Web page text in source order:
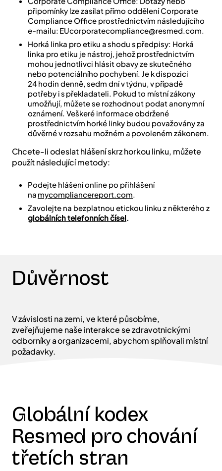
připomínky lze zasílat přímo oddělení Corporate
Compliance Office prostřednictvím následujícího
e-mailu: EUcorporatecompliance@resmed.com.
Horká linka pro etiku a shodu s předpisy: Horká
linka pro etiku je nástroj, jehož prostřednictvím
mohou jednotlivci hlásit obavy ze skutečného
nebo potenciálního pochybení. Je k dispozici
24 hodin denně, sedm dní v týdnu, v případě
potřeby i s překladateli. Pokud to místní zákony
umožňují, můžete se rozhodnout podat anonymní
oznámení. Veškeré informace obdržené
prostřednictvím horké linky budou považovány za
důvěrné v rozsahu možném a povoleném zákonem.
Chcete-li odeslat hlášení skrz horkou linku, můžete
použít následující metody:
Podejte hlášení online po přihlášení
na mycompliancereport.com.
Zavolejte na bezplatnou etickou linku z některého z
globálních telefonních čísel.
Důvěrnost
V závislosti na zemi, ve které působíme,
zveřejňujeme naše interakce se zdravotnickými
odborníky a organizacemi, abychom splňovali místní
požadavky.
Globální kodex
Resmed pro chování
třetích stran